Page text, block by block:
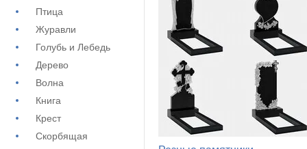
Птица
Журавли
Голубь и Лебедь
Дерево
Волна
Книга
Крест
Скорбящая